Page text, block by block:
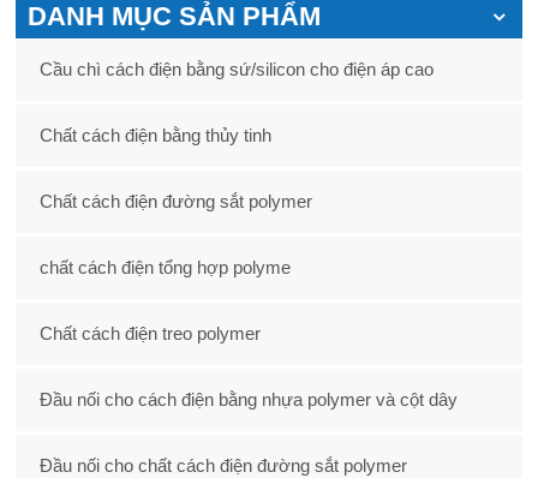
DANH MỤC SẢN PHẨM
Cầu chì cách điện bằng sứ/silicon cho điện áp cao
Chất cách điện bằng thủy tinh
Chất cách điện đường sắt polymer
chất cách điện tổng hợp polyme
Chất cách điện treo polymer
Đầu nối cho cách điện bằng nhựa polymer và cột dây
Đầu nối cho chất cách điện đường sắt polymer